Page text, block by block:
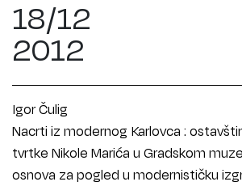
18/12
2012
Igor Čulig
Nacrti iz modernog Karlovca :
tvrtke Nikole Marića u Gradskom
osnova za pogled u modernističku